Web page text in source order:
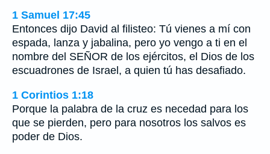
1 Samuel 17:45
Entonces dijo David al filisteo: Tú vienes a mí con
espada, lanza y jabalina, pero yo vengo a ti en el
nombre del SEÑOR de los ejércitos, el Dios de los
escuadrones de Israel, a quien tú has desafiado.
1 Corintios 1:18
Porque la palabra de la cruz es necedad para los
que se pierden, pero para nosotros los salvos es
poder de Dios.